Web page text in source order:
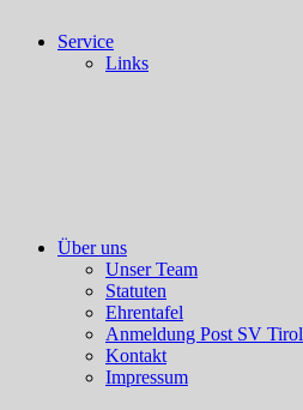
Service
Links
Über uns
Unser Team
Statuten
Ehrentafel
Anmeldung Post SV Tirol
Kontakt
Impressum